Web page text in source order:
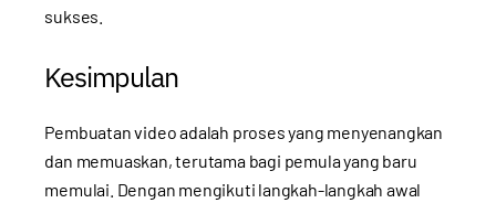
sukses.
Kesimpulan
Pembuatan video adalah proses yang menyenangkan
dan memuaskan, terutama bagi pemula yang baru
memulai. Dengan mengikuti langkah-langkah awal